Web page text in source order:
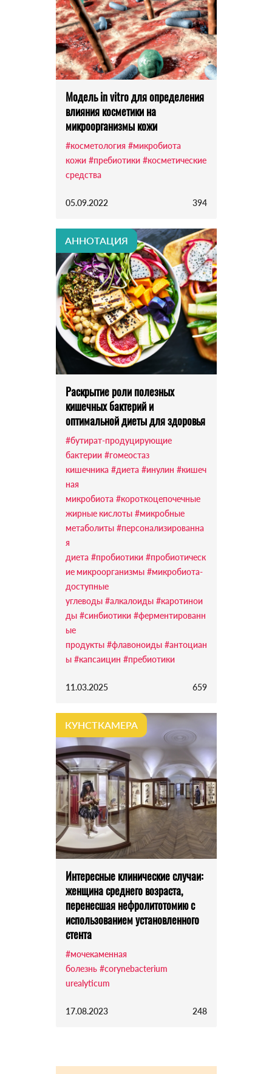
Модель in vitro для определения
влияния косметики на
микроорганизмы кожи
#косметология #микробиота
кожи #пребиотики #косметические
средства
05.09.2022 394
АННОТАЦИЯ
Раскрытие роли полезных
кишечных бактерий и
оптимальной диеты для здоровья
#бутират-продуцирующие
бактерии #гомеостаз
кишечника #диета #инулин #кишеч
ная
микробиота #короткоцепочечные
жирные кислоты #микробные
метаболиты #персонализированна
я
диета #пробиотики #пробиотическ
ие микроорганизмы #микробиота-
доступные
углеводы #алкалоиды #каротинои
ды #синбиотики #ферментированн
ые
продукты #флавоноиды #антоциан
ы #капсаицин #пребиотики
11.03.2025 659
КУНСТКАМЕРА
Интересные клинические случаи:
женщина среднего возраста,
перенесшая нефролитотомию с
использованием установленного
стента
#мочекаменная
болезнь #corynebacterium
urealyticum
17.08.2023 248